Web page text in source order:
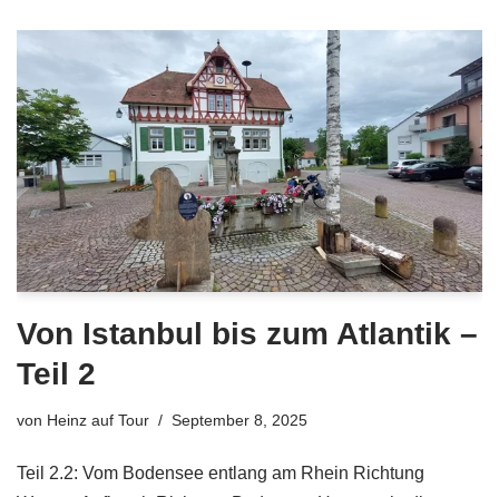
Von Istanbul bis zum Atlantik –
Teil 2
von Heinz auf Tour September 8, 2025
Teil 2.2: Vom Bodensee entlang am Rhein Richtung